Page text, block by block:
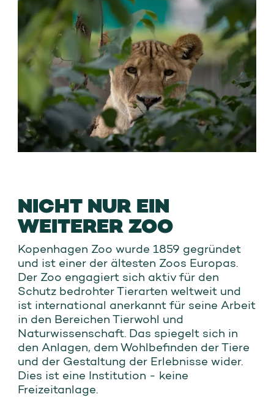
NICHT NUR EIN
WEITERER ZOO
Kopenhagen Zoo wurde 1859 gegründet
und ist einer der ältesten Zoos Europas.
Der Zoo engagiert sich aktiv für den
Schutz bedrohter Tierarten weltweit und
ist international anerkannt für seine Arbeit
in den Bereichen Tierwohl und
Naturwissenschaft. Das spiegelt sich in
den Anlagen, dem Wohlbefinden der Tiere
und der Gestaltung der Erlebnisse wider.
Dies ist eine Institution - keine
Freizeitanlage.